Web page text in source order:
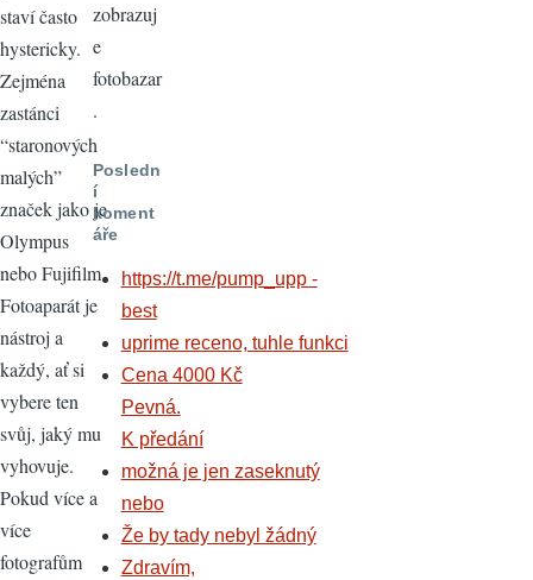
staví často
hystericky.
Zejména
zastánci
“staronových
malých”
značek jako je
Olympus
nebo Fujifilm.
Fotoaparát je
nástroj a
každý, ať si
vybere ten
svůj, jaký mu
vyhovuje.
Pokud více a
více
fotografům
zobrazuj
e
fotobazar
.
Posledn
í
koment
áře
https://t.me/pump_upp -
best
uprime receno, tuhle funkci
Cena 4000 Kč
Pevná.
K předání
možná je jen zaseknutý
nebo
Že by tady nebyl žádný
Zdravím,